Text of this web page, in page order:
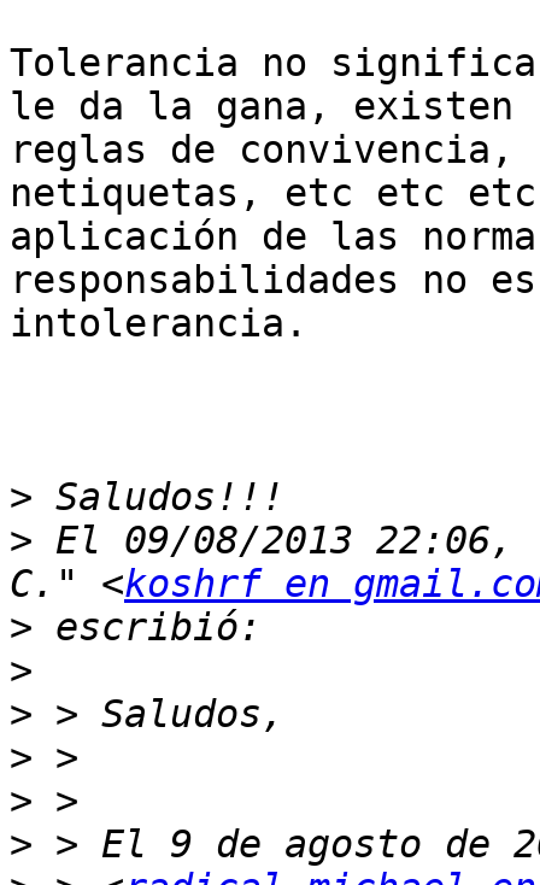
Tolerancia no significa
le da la gana, existen
reglas de convivencia,
netiquetas, etc etc
aplicación de las
responsabilidades no
intolerancia.
>
> El 09/08/2013 22:06,
C." <koshrf en
>
>
>
>
>
>